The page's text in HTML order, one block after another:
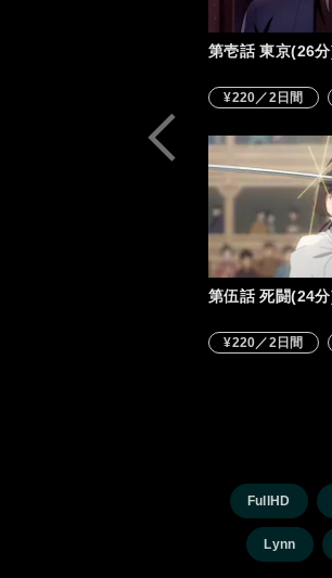
第壱話 東京(26
¥220／2日間
第伍話 死闘(24
¥220／2日間
FullHD
Lynn